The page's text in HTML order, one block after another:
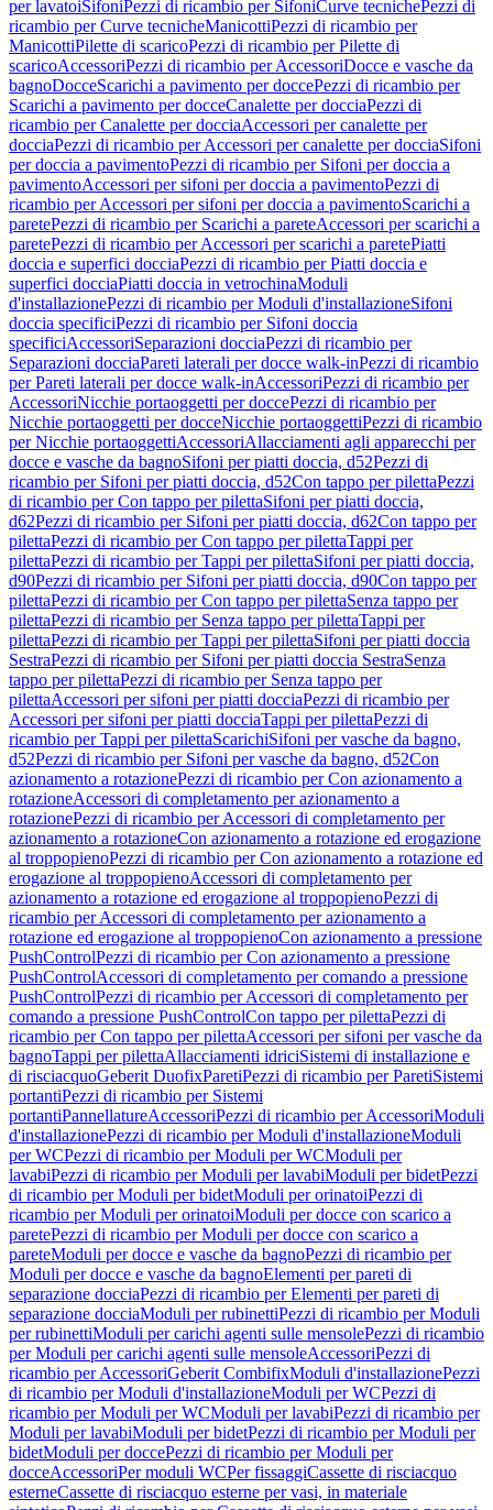
per lavatoiSifoniPezzi di ricambio per SifoniCurve tecnichePezzi di
ricambio per Curve tecnicheManicottiPezzi di ricambio per
ManicottiPilette di scaricoPezzi di ricambio per Pilette di
scaricoAccessoriPezzi di ricambio per AccessoriDocce e vasche da
bagnoDocceScarichi a pavimento per doccePezzi di ricambio per
Scarichi a pavimento per docceCanalette per docciaPezzi di
ricambio per Canalette per docciaAccessori per canalette per
docciaPezzi di ricambio per Accessori per canalette per docciaSifoni
per doccia a pavimentoPezzi di ricambio per Sifoni per doccia a
pavimentoAccessori per sifoni per doccia a pavimentoPezzi di
ricambio per Accessori per sifoni per doccia a pavimentoScarichi a
paretePezzi di ricambio per Scarichi a pareteAccessori per scarichi a
paretePezzi di ricambio per Accessori per scarichi a paretePiatti
doccia e superfici docciaPezzi di ricambio per Piatti doccia e
superfici docciaPiatti doccia in vetrochinaModuli
d'installazionePezzi di ricambio per Moduli d'installazioneSifoni
doccia specificiPezzi di ricambio per Sifoni doccia
specificiAccessoriSeparazioni docciaPezzi di ricambio per
Separazioni docciaPareti laterali per docce walk-inPezzi di ricambio
per Pareti laterali per docce walk-inAccessoriPezzi di ricambio per
AccessoriNicchie portaoggetti per doccePezzi di ricambio per
Nicchie portaoggetti per docceNicchie portaoggettiPezzi di ricambio
per Nicchie portaoggettiAccessoriAllacciamenti agli apparecchi per
docce e vasche da bagnoSifoni per piatti doccia, d52Pezzi di
ricambio per Sifoni per piatti doccia, d52Con tappo per pilettaPezzi
di ricambio per Con tappo per pilettaSifoni per piatti doccia,
d62Pezzi di ricambio per Sifoni per piatti doccia, d62Con tappo per
pilettaPezzi di ricambio per Con tappo per pilettaTappi per
pilettaPezzi di ricambio per Tappi per pilettaSifoni per piatti doccia,
d90Pezzi di ricambio per Sifoni per piatti doccia, d90Con tappo per
pilettaPezzi di ricambio per Con tappo per pilettaSenza tappo per
pilettaPezzi di ricambio per Senza tappo per pilettaTappi per
pilettaPezzi di ricambio per Tappi per pilettaSifoni per piatti doccia
SestraPezzi di ricambio per Sifoni per piatti doccia SestraSenza
tappo per pilettaPezzi di ricambio per Senza tappo per
pilettaAccessori per sifoni per piatti docciaPezzi di ricambio per
Accessori per sifoni per piatti docciaTappi per pilettaPezzi di
ricambio per Tappi per pilettaScarichiSifoni per vasche da bagno,
d52Pezzi di ricambio per Sifoni per vasche da bagno, d52Con
azionamento a rotazionePezzi di ricambio per Con azionamento a
rotazioneAccessori di completamento per azionamento a
rotazionePezzi di ricambio per Accessori di completamento per
azionamento a rotazioneCon azionamento a rotazione ed erogazione
al troppopienoPezzi di ricambio per Con azionamento a rotazione ed
erogazione al troppopienoAccessori di completamento per
azionamento a rotazione ed erogazione al troppopienoPezzi di
ricambio per Accessori di completamento per azionamento a
rotazione ed erogazione al troppopienoCon azionamento a pressione
PushControlPezzi di ricambio per Con azionamento a pressione
PushControlAccessori di completamento per comando a pressione
PushControlPezzi di ricambio per Accessori di completamento per
comando a pressione PushControlCon tappo per pilettaPezzi di
ricambio per Con tappo per pilettaAccessori per sifoni per vasche da
bagnoTappi per pilettaAllacciamenti idriciSistemi di installazione e
di risciacquoGeberit DuofixParetiPezzi di ricambio per ParetiSistemi
portantiPezzi di ricambio per Sistemi
portantiPannellatureAccessoriPezzi di ricambio per AccessoriModuli
d'installazionePezzi di ricambio per Moduli d'installazioneModuli
per WCPezzi di ricambio per Moduli per WCModuli per
lavabiPezzi di ricambio per Moduli per lavabiModuli per bidetPezzi
di ricambio per Moduli per bidetModuli per orinatoiPezzi di
ricambio per Moduli per orinatoiModuli per docce con scarico a
paretePezzi di ricambio per Moduli per docce con scarico a
pareteModuli per docce e vasche da bagnoPezzi di ricambio per
Moduli per docce e vasche da bagnoElementi per pareti di
separazione docciaPezzi di ricambio per Elementi per pareti di
separazione docciaModuli per rubinettiPezzi di ricambio per Moduli
per rubinettiModuli per carichi agenti sulle mensolePezzi di ricambio
per Moduli per carichi agenti sulle mensoleAccessoriPezzi di
ricambio per AccessoriGeberit CombifixModuli d'installazionePezzi
di ricambio per Moduli d'installazioneModuli per WCPezzi di
ricambio per Moduli per WCModuli per lavabiPezzi di ricambio per
Moduli per lavabiModuli per bidetPezzi di ricambio per Moduli per
bidetModuli per doccePezzi di ricambio per Moduli per
docceAccessoriPer moduli WCPer fissaggiCassette di risciacquo
esterneCassette di risciacquo esterne per vasi, in materiale